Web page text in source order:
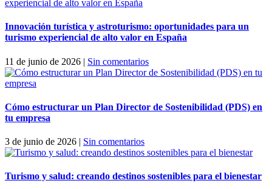
Innovación turística y astroturismo: oportunidades para un
turismo experiencial de alto valor en España
11 de junio de 2026 | Sin comentarios
Cómo estructurar un Plan Director de Sostenibilidad (PDS) en
tu empresa
3 de junio de 2026 | Sin comentarios
Turismo y salud: creando destinos sostenibles para el bienestar